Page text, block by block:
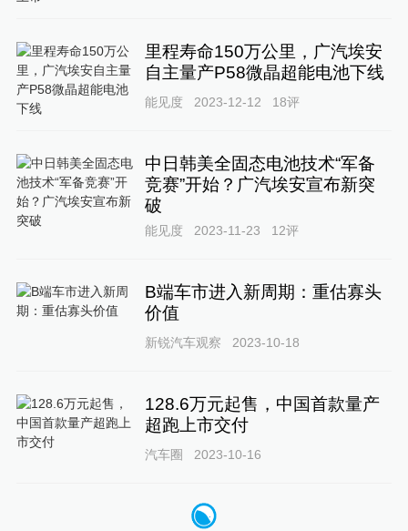
里程寿命150万公里，广汽埃安
自主量产P58微晶超能电池下线
能见度 2023-12-12 18评
中日韩美全固态电池技术“军备
竞赛”开始？广汽埃安宣布新突
破
能见度 2023-11-23 12评
B端车市进入新周期：重估寡头
价值
新锐汽车观察 2023-10-18
128.6万元起售，中国首款量产
超跑上市交付
汽车圈 2023-10-16